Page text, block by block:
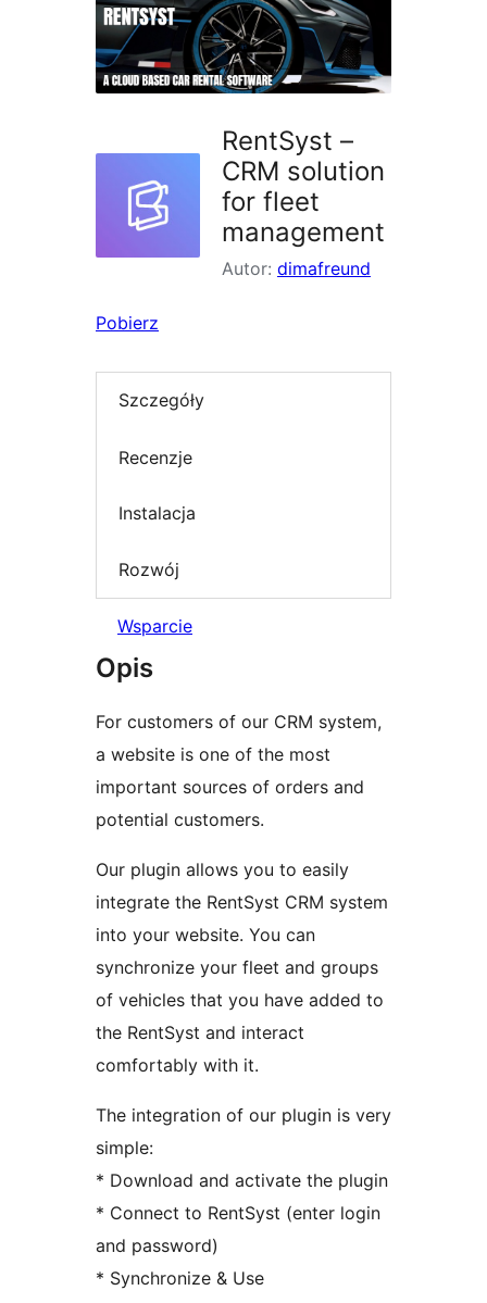
RentSyst –
CRM solution
for fleet
management
Autor: dimafreund
Pobierz
Szczegóły
Recenzje
Instalacja
Rozwój
Wsparcie
Opis
For customers of our CRM system,
a website is one of the most
important sources of orders and
potential customers.
Our plugin allows you to easily
integrate the RentSyst CRM system
into your website. You can
synchronize your fleet and groups
of vehicles that you have added to
the RentSyst and interact
comfortably with it.
The integration of our plugin is very
simple:
* Download and activate the plugin
* Connect to RentSyst (enter login
and password)
* Synchronize & Use